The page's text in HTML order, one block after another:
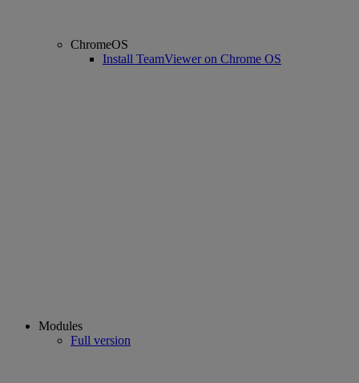
ChromeOS
Install TeamViewer on Chrome OS
Modules
Full version